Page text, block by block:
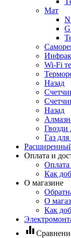
Мат
Wi-Fi
Назад
Назад
Гвозди
Газ
Оплата и
Оплата
Как
О магазине
О
Как
equalizer